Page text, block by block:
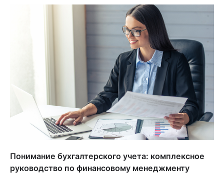
Понимание бухгалтерского учета: комплексное
руководство по финансовому менеджменту